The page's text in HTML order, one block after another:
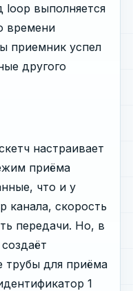
loop выполняется
времени
приемник успел
другого
настраивает
приёма
что и у
канала, скорость
передачи. Но, в
трубы для приёма
1